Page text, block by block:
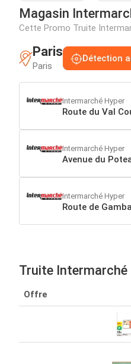
Magasin
Cette Promo Truite
Paris
Paris
Détection
Intermarché Hyper
Route du Val
Intermarché Hyper
Avenue du
Intermarché Hyper
Route de
Truite
Offre